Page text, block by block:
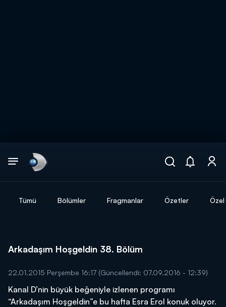
Tümü Bölümler Fragmanlar Özetler
Arkadaşım Hoşgeldin 38. Bölüm
22.01.2015 Perşembe 16:17 (Güncellendi: 07.09.2016 - 12:39)
Kanal D’nin büyük beğeniyle izlenen programı
“Arkadaşım Hoşgeldin”e bu hafta Esra Erol konuk oluyor.